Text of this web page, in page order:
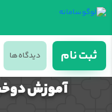
ثبت نام دیدگاه ها
آموزش